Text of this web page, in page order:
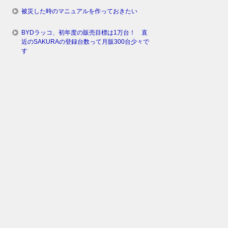
被災した時のマニュアルを作っておきたい
BYDラッコ、初年度の販売目標は1万台！ 直
近のSAKURAの登録台数って月販300台少々で
す